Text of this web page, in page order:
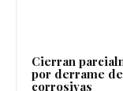
Cierran
por derrame
corrosivas